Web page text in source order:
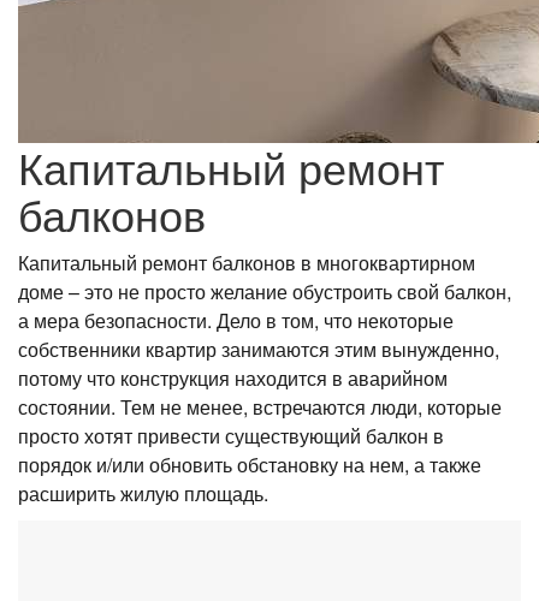
Капитальный ремонт
балконов
Капитальный ремонт балконов в многоквартирном
доме – это не просто желание обустроить свой балкон,
а мера безопасности. Дело в том, что некоторые
собственники квартир занимаются этим вынужденно,
потому что конструкция находится в аварийном
состоянии. Тем не менее, встречаются люди, которые
просто хотят привести существующий балкон в
порядок и/или обновить обстановку на нем, а также
расширить жилую площадь.